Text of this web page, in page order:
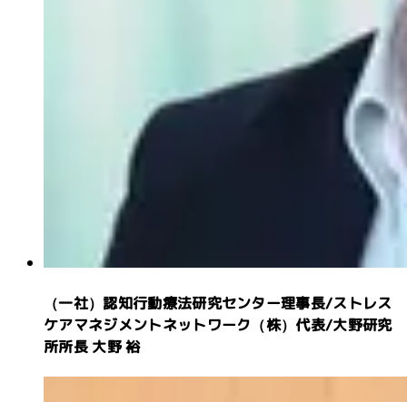
（一社）認知行動療法研究センター理事長/ストレス
ケアマネジメントネットワーク（株）代表/大野研究
所所長 大野 裕